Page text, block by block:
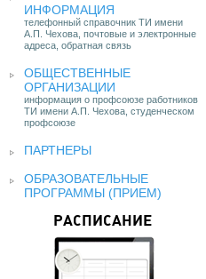
ИНФОРМАЦИЯ
телефонный справочник ТИ имени
А.П. Чехова, почтовые и электронные
адреса, обратная связь
ОБЩЕСТВЕННЫЕ
ОРГАНИЗАЦИИ
информация о профсоюзе работников
ТИ имени А.П. Чехова, студенческом
профсоюзе
ПАРТНЕРЫ
ОБРАЗОВАТЕЛЬНЫЕ
ПРОГРАММЫ (ПРИЕМ)
РАСПИСАНИЕ